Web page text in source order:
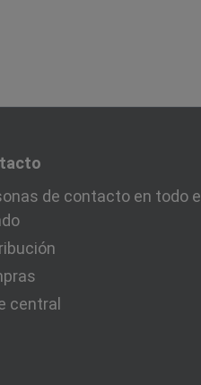
de contacto en todo el
central